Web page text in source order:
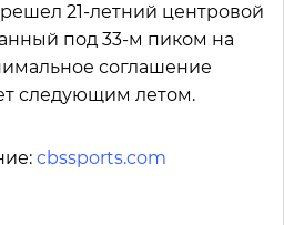
21-летний центровой
под 33-м пиком на
соглашение
следующим летом.
cbssports.com